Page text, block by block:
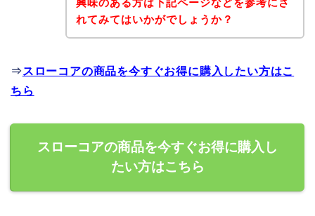
興味のある方は下記ページなどを参考にさ
れてみてはいかがでしょうか？
⇒ スローコアの商品を今すぐお得に購入したい方はこ
ちら
スローコアの商品を今すぐお得に購入し
たい方はこちら